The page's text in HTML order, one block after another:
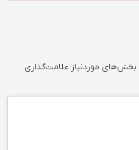
بخش‌های موردنیاز علامت‌گذاری